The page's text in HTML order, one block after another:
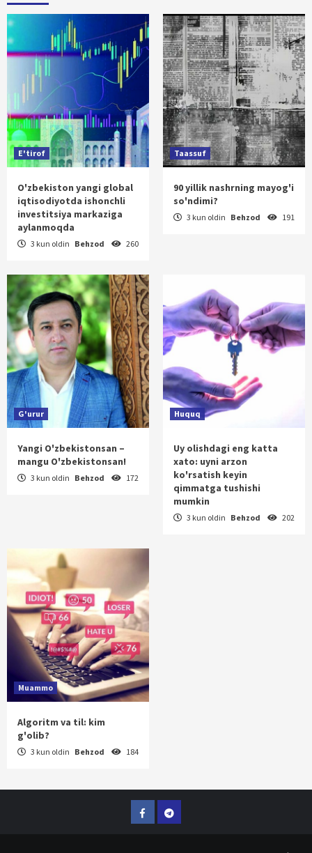
E'tirof
O'zbekiston yangi global
iqtisodiyotda ishonchli
investitsiya markaziga
aylanmoqda
3 kun oldin Behzod 260
Taassuf
90 yillik nashrning mayog'i
so'ndimi?
3 kun oldin Behzod 191
G'urur
Yangi O'zbekistonsan –
mangu O'zbekistonsan!
3 kun oldin Behzod 172
Huquq
Uy olishdagi eng katta
xato: uyni arzon
ko'rsatish keyin
qimmatga tushishi
mumkin
3 kun oldin Behzod 202
Muammo
Algoritm va til: kim
g'olib?
3 kun oldin Behzod 184
FacebookTelegram